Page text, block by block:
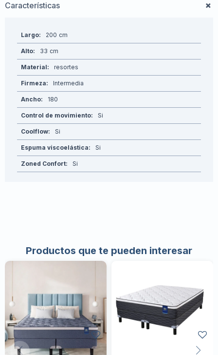
Características
Largo 200
Alto 33
Material resortes
Firmeza Intermedia
Ancho 180
Control de movimiento Si
Coolflow Si
Espuma viscoelástica Si
Zoned Confort Si
Productos que te pueden interesar